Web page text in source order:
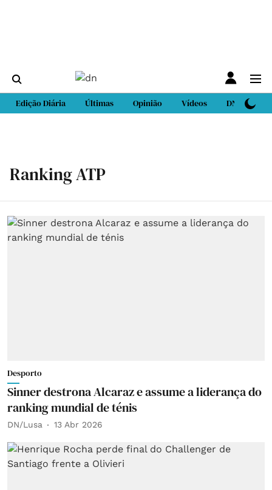
Edição Diária Últimas Opinião Vídeos DN Sport
Ranking ATP
Desporto
Sinner destrona Alcaraz e assume a liderança do
ranking mundial de ténis
DN/Lusa 13 Abr 2026